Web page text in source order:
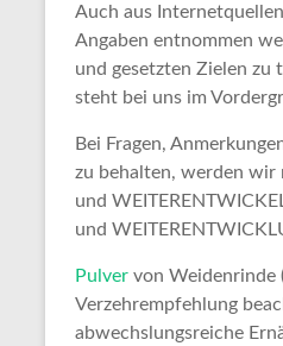
Auch aus
Angaben entnommen
und gesetzten Zielen zu
steht bei uns im
Bei Fragen,
zu behalten, werden
und
und
Pulver von Weidenrinde
Verzehrempfehlung
abwechslungsreiche